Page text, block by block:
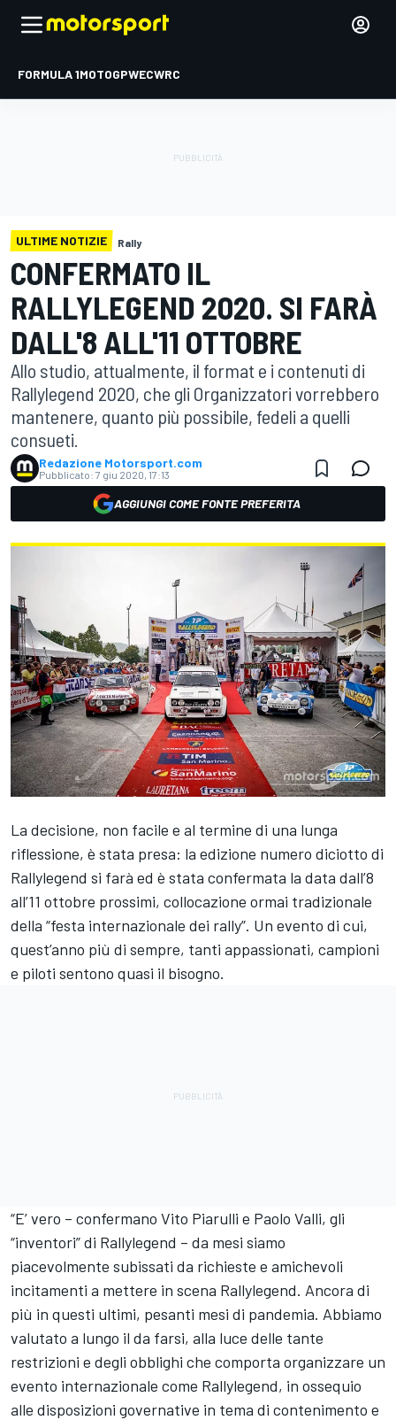
FORMULA 1MOTOGPWECWRC
ULTIME NOTIZIE Rally
CONFERMATO IL
RALLYLEGEND 2020. SI FARÀ
DALL'8 ALL'11 OTTOBRE
Allo studio, attualmente, il format e i contenuti di
Rallylegend 2020, che gli Organizzatori vorrebbero
mantenere, quanto più possibile, fedeli a quelli
consueti.
Redazione Motorsport.com
Pubblicato: 7 giu 2020, 17:13
AGGIUNGI COME FONTE PREFERITA
La decisione, non facile e al termine di una lunga
riflessione, è stata presa: la edizione numero diciotto di
Rallylegend si farà ed è stata confermata la data dall’8
all’11 ottobre prossimi, collocazione ormai tradizionale
della “festa internazionale dei rally”. Un evento di cui,
quest’anno più di sempre, tanti appassionati, campioni
e piloti sentono quasi il bisogno.
“E’ vero – confermano Vito Piarulli e Paolo Valli, gli
“inventori” di Rallylegend – da mesi siamo
piacevolmente subissati da richieste e amichevoli
incitamenti a mettere in scena Rallylegend. Ancora di
più in questi ultimi, pesanti mesi di pandemia. Abbiamo
valutato a lungo il da farsi, alla luce delle tante
restrizioni e degli obblighi che comporta organizzare un
evento internazionale come Rallylegend, in ossequio
alle disposizioni governative in tema di contenimento e